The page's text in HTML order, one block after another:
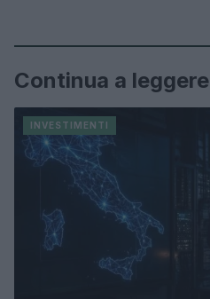
Continua a leggere
INVESTIMENTI